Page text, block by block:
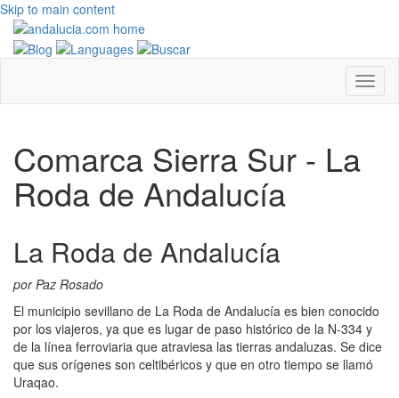
Skip to main content
Comarca Sierra Sur - La
Roda de Andalucía
La Roda de Andalucía
por Paz Rosado
El municipio sevillano de La Roda de Andalucía es bien conocido
por los viajeros, ya que es lugar de paso histórico de la N-334 y
de la línea ferroviaria que atraviesa las tierras andaluzas. Se dice
que sus orígenes son celtibéricos y que en otro tiempo se llamó
Uraqao.